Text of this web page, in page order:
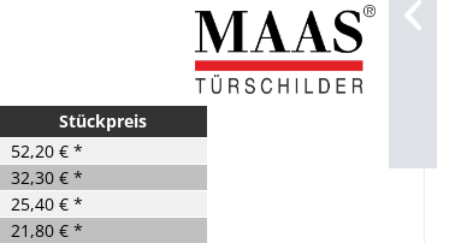
Stückpreis
52,20 € *
32,30 € *
25,40 € *
21,80 € *